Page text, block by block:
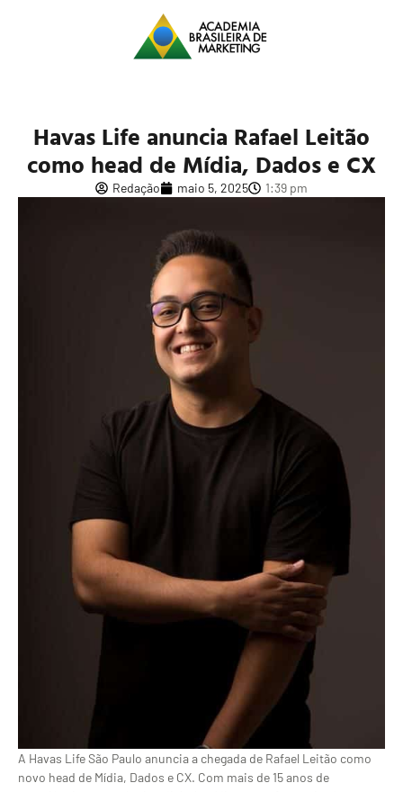
Havas Life anuncia Rafael Leitão
como head de Mídia, Dados e CX
Redação maio 5, 2025 1:39 pm
A Havas Life São Paulo anuncia a chegada de Rafael Leitão como
novo head de Mídia, Dados e CX. Com mais de 15 anos de